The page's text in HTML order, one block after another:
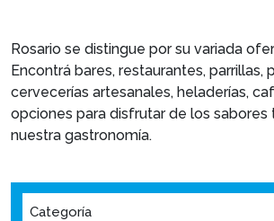
Rosario se distingue por su variada
Encontrá bares, restaurantes, parrillas,
cervecerías artesanales, heladerías,
opciones para disfrutar de los sabores
nuestra gastronomía.
Categoría